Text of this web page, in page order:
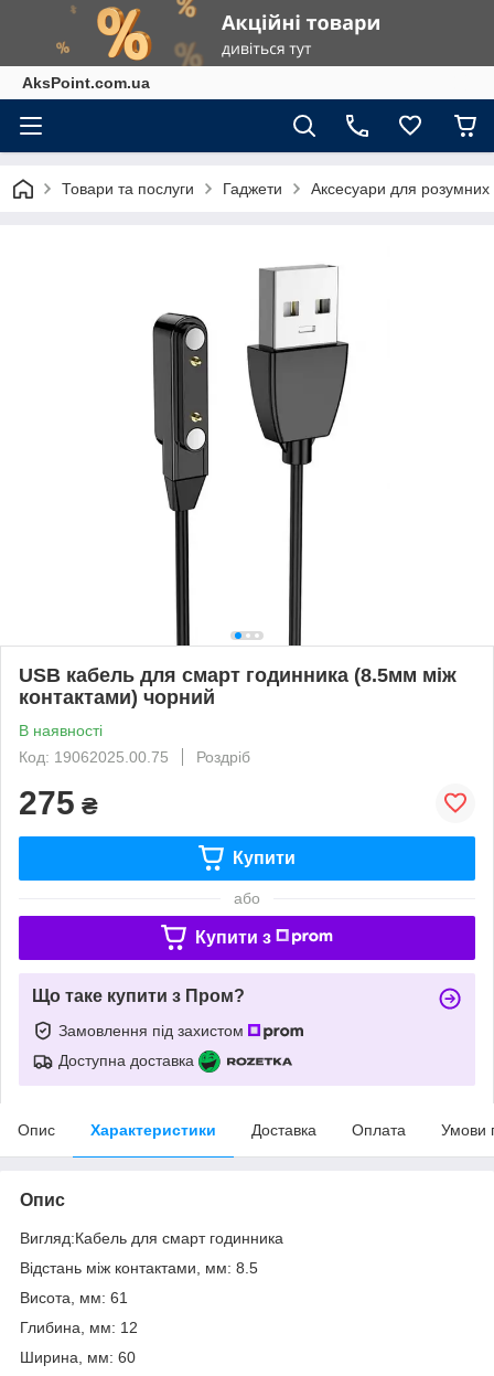
AksPoint.com.ua
Товари та послуги Гаджети Аксесуари для розумних
USB кабель для смарт годинника (8.5мм між
контактами) чорний
В наявності
Код: 19062025.00.75
Роздріб
275 ₴
Купити
або
Купити з
Що таке купити з Пром?
Замовлення під захистом
Доступна доставка
Опис Характеристики Доставка Оплата Умови
Опис
Вигляд:Кабель для смарт годинника
Відстань між контактами, мм: 8.5
Висота, мм: 61
Глибина, мм: 12
Ширина, мм: 60